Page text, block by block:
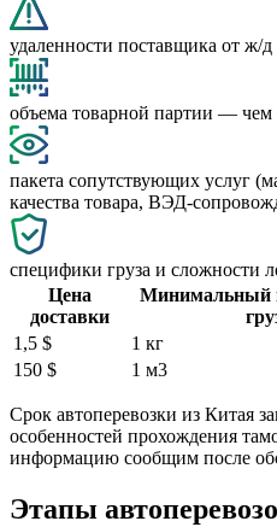
удаленности поставщика от ж/
объема товарной партии —
пакета сопутствующих услуг
качества товара, ВЭД-
специфики груза и сложности
Цена
доставки
Минимальный
1,5 $
1 кг
150 $
1 м3
Срок автоперевозки из Китая
особенностей прохождения
информацию сообщим после
Этапы